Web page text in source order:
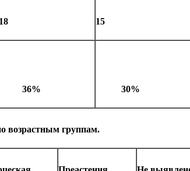
18 15
36%
30%
возрастным группам.